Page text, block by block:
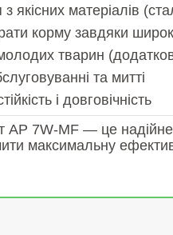
якісних матеріалів
корму завдяки
тварин
та митті
і довговічність
AP 7W-MF — це надійне
максимальну